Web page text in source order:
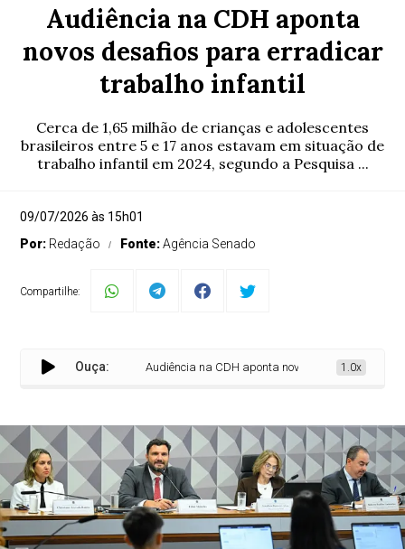
Audiência na CDH aponta
novos desafios para erradicar
trabalho infantil
Cerca de 1,65 milhão de crianças e adolescentes
brasileiros entre 5 e 17 anos estavam em situação de
trabalho infantil em 2024, segundo a Pesquisa ...
09/07/2026 às 15h01
Por: Redação Fonte:Agência Senado
Compartilhe:
Ouça: Audiência na CDH aponta novos desafios para
1.0x